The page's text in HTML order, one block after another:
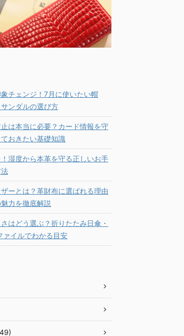
チェンジ！7月に使いたい帽
ンダルの選び方
は本当に必要？カード情報を守
おきたい基礎知識
湿度から本革を守る正しいお手
ーとは？革財布に選ばれる理由
力を徹底解説
はどう選ぶ？折りたたみ日傘・
ァイルでわかる目安